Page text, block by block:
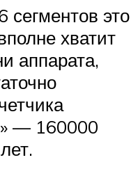
сегментов это
хватит
аппарата,
— 160000